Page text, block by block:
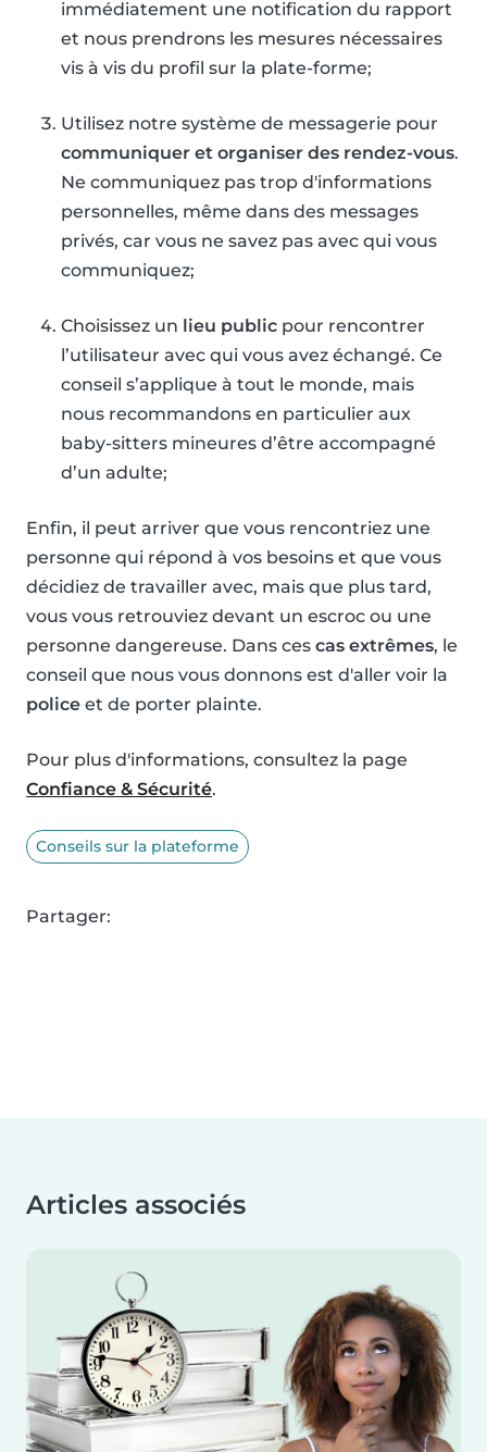
immédiatement une notification du rapport
et nous prendrons les mesures nécessaires
vis à vis du profil sur la plate-forme;
Utilisez notre système de messagerie pour
communiquer et organiser des rendez-vous.
Ne communiquez pas trop d'informations
personnelles, même dans des messages
privés, car vous ne savez pas avec qui vous
communiquez;
Choisissez un lieu public pour rencontrer
l’utilisateur avec qui vous avez échangé. Ce
conseil s’applique à tout le monde, mais
nous recommandons en particulier aux
baby-sitters mineures d’être accompagné
d’un adulte;
Enfin, il peut arriver que vous rencontriez une
personne qui répond à vos besoins et que vous
décidiez de travailler avec, mais que plus tard,
vous vous retrouviez devant un escroc ou une
personne dangereuse. Dans ces cas extrêmes, le
conseil que nous vous donnons est d'aller voir la
police et de porter plainte.
Pour plus d'informations, consultez la page
Confiance & Sécurité.
Conseils sur la plateforme
Partager:
Articles associés